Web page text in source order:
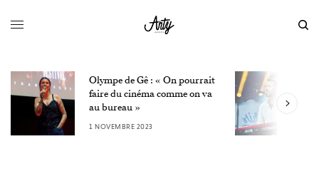
Olympe de Gê : « On pourrait
faire du cinéma comme on va
au bureau »
1 NOVEMBRE 2023